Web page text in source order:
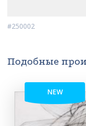
#250002
Подобные
NEW